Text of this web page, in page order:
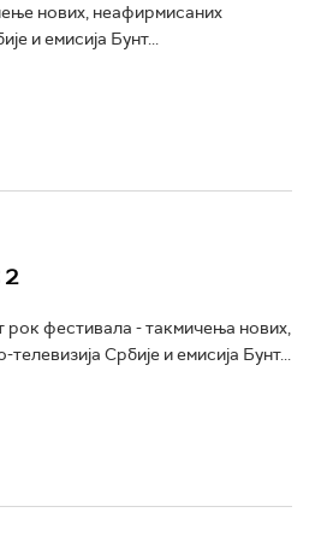
нових, неафирмисаних
и емисија Бунт...
2
фестивала - такмичења нових,
Србије и емисија Бунт...